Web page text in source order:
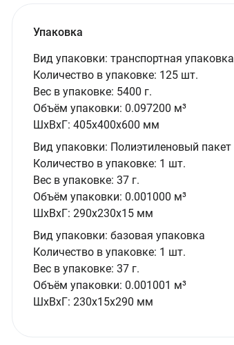
Упаковка
Вид упаковки: транспортная упаковка
Количество в упаковке: 125 шт.
Вес в упаковке: 5400 г.
Объём упаковки: 0.097200 м³
ШxВxГ: 405x400x600 мм
Вид упаковки: Полиэтиленовый пакет
Количество в упаковке: 1 шт.
Вес в упаковке: 37 г.
Объём упаковки: 0.001000 м³
ШxВxГ: 290x230x15 мм
Вид упаковки: базовая упаковка
Количество в упаковке: 1 шт.
Вес в упаковке: 37 г.
Объём упаковки: 0.001001 м³
ШxВxГ: 230x15x290 мм